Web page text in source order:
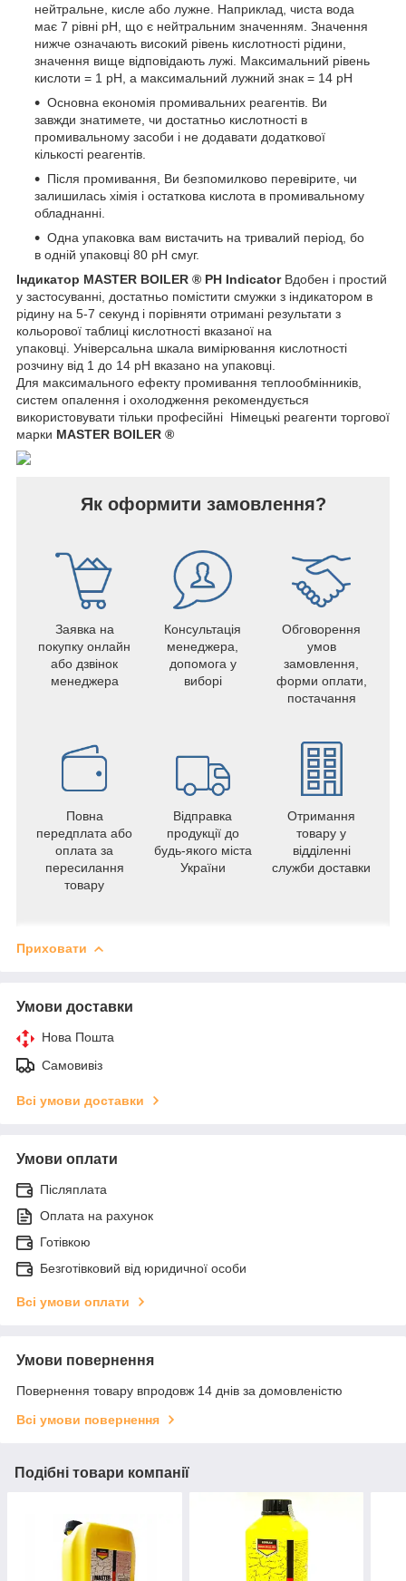
нейтральне, кисле або лужне. Наприклад, чиста вода
має 7 рівні pH, що є нейтральним значенням. Значення
нижче означають високий рівень кислотності рідини,
значення вище відповідають лужі. Максимальний рівень
кислоти = 1 pH, а максимальний лужний знак = 14 pH
Основна економія промивальних реагентів. Ви
завжди знатимете, чи достатньо кислотності в
промивальному засоби і не додавати додаткової
кількості реагентів.
Після промивання, Ви безпомилково перевірите, чи
залишилась хімія і остаткова кислота в промивальному
обладнанні.
Одна упаковка вам вистачить на тривалий період, бо
в одній упаковці 80 pH смуг.
Індикатор MASTER BOILER ® PH Indicator Вдобен і простий
у застосуванні, достатньо помістити смужки з індикатором в
рідину на 5-7 секунд і порівняти отримані результати з
кольорової таблиці кислотності вказаної на
упаковці. Універсальна шкала вимірювання кислотності
розчину від 1 до 14 pH вказано на упаковці.
Для максимального ефекту промивання теплообмінників,
систем опалення і охолодження рекомендується
використовувати тільки професійні Німецькі реагенти торгової
марки MASTER BOILER ®
Як оформити замовлення?
Заявка на
покупку онлайн
або дзвінок
менеджера
Консультація
менеджера,
допомога у
виборі
Обговорення
умов
замовлення,
форми оплати,
постачання
Повна
передплата або
оплата за
пересилання
товару
Відправка
продукції до
будь-якого міста
України
Отримання
товару у
відділенні
служби доставки
Приховати
Умови доставки
Нова Пошта
Самовивіз
Всі умови доставки
Умови оплати
Післяплата
Оплата на рахунок
Готівкою
Безготівковий від юридичної особи
Всі умови оплати
Умови повернення
Повернення товару впродовж 14 днів за домовленістю
Всі умови повернення
Подібні товари компанії